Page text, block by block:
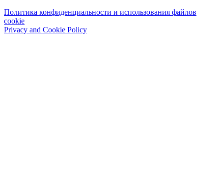
Политика конфиденциальности и использования файлов
cookie
Privacy and Cookie Policy